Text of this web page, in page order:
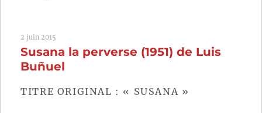
2 juin 2015
Susana la perverse (1951) de Luis
Buñuel
TITRE ORIGINAL : « SUSANA »